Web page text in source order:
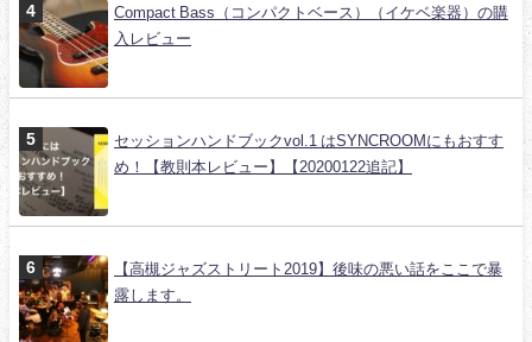
Compact Bass（コンパクトベース）（イケベ楽器）の購
入レビュー
セッションハンドブックvol.1 はSYNCROOMにもおすす
め！【教則本レビュー】【20200122追記】
【高槻ジャズストリート2019】後味の悪い話をここで暴
露します。